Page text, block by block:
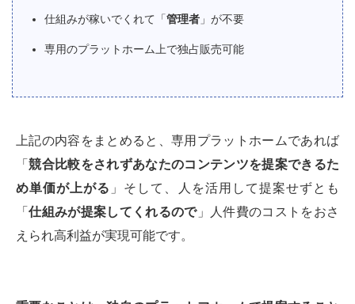
仕組みが稼いでくれて「管理者 」が不要
専用のプラットホーム上で独占販売可能
上記の内容をまとめると、専用プラットホームであれば
「競合比較をされずあなたのコンテンツを提案できるた
め単価が上がる 」そして、人を活用して提案せずとも
「仕組みが提案してくれるので」人件費のコストをおさ
えられ高利益が実現可能です。